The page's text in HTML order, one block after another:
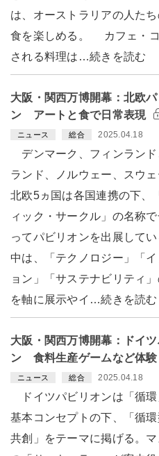
は、オーストラリアの人た
食を楽しめる。 カフェ・
される料理は…続きを読む
大阪・関西万博開幕：北欧
ン アートと食で日常表現
ニュース 総合 2025.04.18
デンマーク、フィンランド
ランド、ノルウェー、スウ
北欧5ヵ国は各国連携の下、
ィック・サークル」の名称
ってパビリオンを出展してい
中は、「テクノロジー」「
ョン」「サステナビリティ
を軸に展示やイ…続きを読む
大阪・関西万博開幕：ドイ
ン 食料生産ゲームなど体験
ニュース 総合 2025.04.18
ドイツパビリオンは「循環
基本コンセプトの下、「循
共創」をテーマに掲げる。マ